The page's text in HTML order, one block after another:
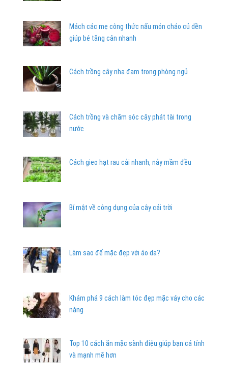
Mách các mẹ công thức nấu món cháo củ dền
giúp bé tăng cân nhanh
Cách trồng cây nha đam trong phòng ngủ
Cách trồng và chăm sóc cây phát tài trong
nước
Cách gieo hạt rau cải nhanh, nảy mầm đều
Bí mật về công dụng của cây cải trời
Làm sao để mặc đẹp với áo da?
Khám phá 9 cách làm tóc đẹp mặc váy cho các
nàng
Top 10 cách ăn mặc sành điệu giúp bạn cá tính
và mạnh mẽ hơn